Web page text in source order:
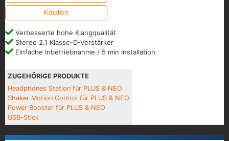
Kaufen
Verbesserte hohe Klangqualität
Stereo 2.1 Klasse-D-Verstärker
Einfache Inbetriebnahme / 5 min Installation
ZUGEHÖRIGE PRODUKTE
Headphones Station für PLUS & NEO
Shaker Motion Control für PLUS & NEO
Power Booster für PLUS & NEO
USB-Stick